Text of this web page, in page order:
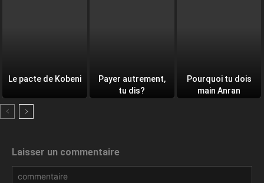
Le pacte de Kobeni
Payer autrement,
tu dis?
Pourquoi tu dois
main Anran
Laisser un commentaire